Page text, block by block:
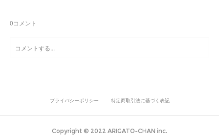
0コメント
プライバシーポリシー 特定商取引法に基づく表記
Copyright © 2022 ARIGATO-CHAN inc.